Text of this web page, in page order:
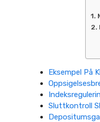
Eksempel På
Sluttkontroll